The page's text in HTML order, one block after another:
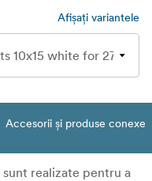
Afișați variantele
Accesorii și produse conexe
sunt realizate pentru a